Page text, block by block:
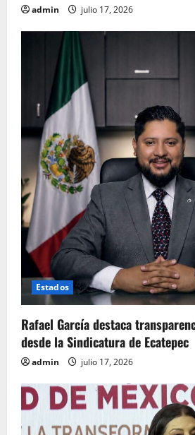
admin julio 17, 2026
Estados
Rafael García destaca
desde la Sindicatura de Ecatepec
admin julio 17, 2026